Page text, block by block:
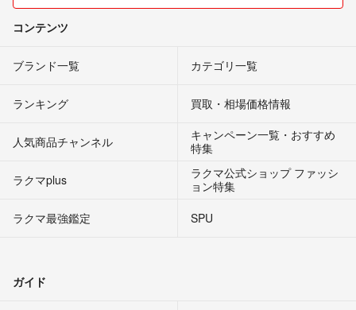
コンテンツ
ブランド一覧 カテゴリ一覧
ランキング 買取・相場価格情報
人気商品チャンネル
キャンペーン一覧・おすすめ
特集
ラクマplus
ラクマ公式ショップ ファッシ
ョン特集
ラクマ最強鑑定
SPU
ガイド